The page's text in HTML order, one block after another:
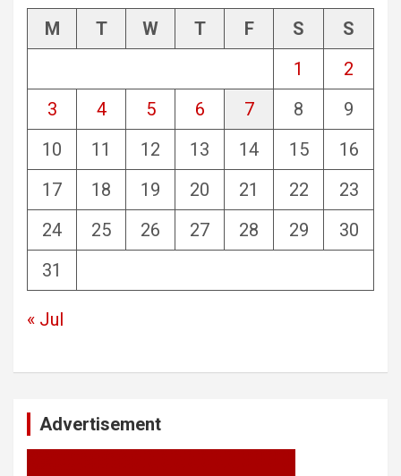
M
T W T F S
S
1
2
3
4 5 6 7 8
9
10
11 12 13 14 15
16
17
18 19 20 21 22
23
24
25 26 27 28 29
30
31
« Jul
Advertisement